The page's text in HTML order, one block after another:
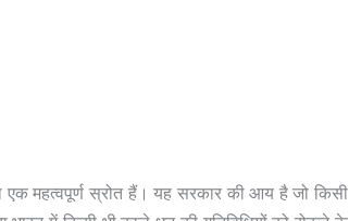
महत्वपूर्ण स्रोत हैं। यह सरकार की आय है जो किसी